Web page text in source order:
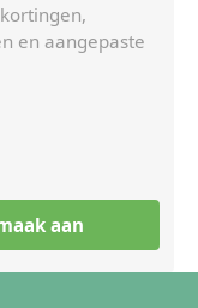
en aangepaste